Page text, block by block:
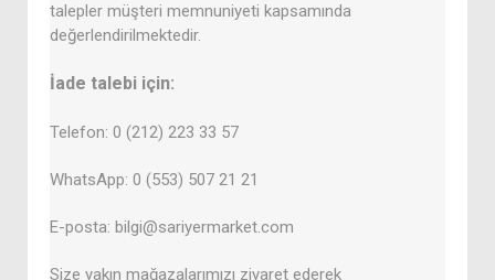
talepler müşteri memnuniyeti kapsamında
değerlendirilmektedir.
İade talebi için:
Telefon: 0 (212) 223 33 57
WhatsApp: 0 (553) 507 21 21
E-posta: bilgi@sariyermarket.com
Size yakın mağazalarımızı ziyaret ederek